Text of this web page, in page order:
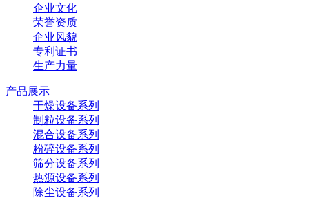
企业文化
荣誉资质
企业风貌
专利证书
生产力量
产品展示
干燥设备系列
制粒设备系列
混合设备系列
粉碎设备系列
筛分设备系列
热源设备系列
除尘设备系列